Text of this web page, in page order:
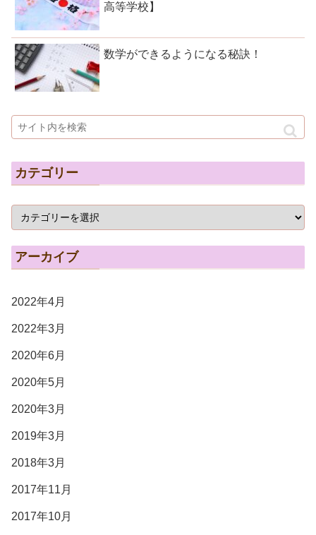
高等学校】
数学ができるようになる秘訣！
カテゴリー
アーカイブ
2022年4月
2022年3月
2020年6月
2020年5月
2020年3月
2019年3月
2018年3月
2017年11月
2017年10月